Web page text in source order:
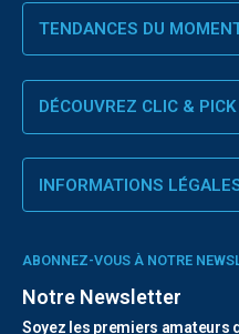
TENDANCES DU
DÉCOUVREZ CLIC & PICK
INFORMATIONS
ABONNEZ-VOUS À NOTRE
Notre Newsletter
Soyez les premiers amateurs